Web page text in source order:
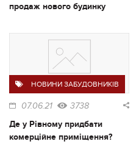
продаж нового будинку
НОВИНИ ЗАБУДОВНИКІВ
07.06.21 3738
Де у Рівному придбати
комерційне приміщення?